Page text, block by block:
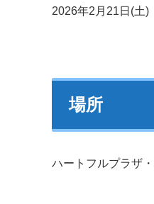
2026年2月21日(土
場所
ハートフルプラザ